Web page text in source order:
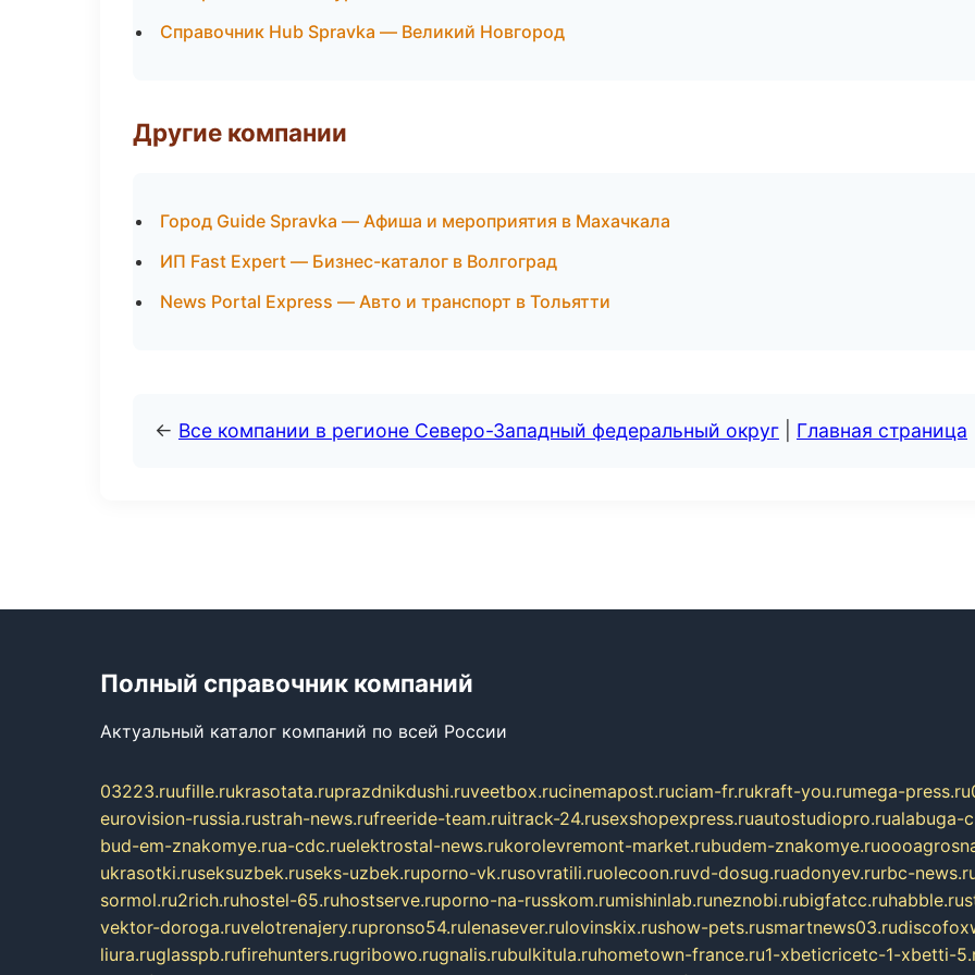
Справочник Hub Spravka — Великий Новгород
Другие компании
Город Guide Spravka — Афиша и мероприятия в Махачкала
ИП Fast Expert — Бизнес-каталог в Волгоград
News Portal Express — Авто и транспорт в Тольятти
← Все компании в регионе Северо-Западный федеральный округ Главная страница
Полный справочник компаний
Актуальный каталог компаний по всей России
03223.ruufille.rukrasotata.ruprazdnikdushi.ruveetbox.rucinemapost.ruciam-fr.rukraft-you.rumega-press.ru
eurovision-russia.rustrah-news.rufreeride-team.ruitrack-24.rusexshopexpress.ruautostudiopro.rualabuga-
bud-em-znakomye.rua-cdc.ruelektrostal-news.rukorolevremont-market.rubudem-znakomye.ru
ukrasotki.ruseksuzbek.ruseks-uzbek.ruporno-vk.rusovratili.ruolecoon.ruvd-dosug.ruadonyev.rurbc-
sormol.ru2rich.ruhostel-65.ruhostserve.ruporno-na-russkom.rumishinlab.runeznobi.rubigfatcc.ruhabble.ru
vektor-doroga.ruvelotrenajery.rupronso54.rulenasever.rulovinskix.rushow-pets.rusmartnews03.ru
liura.ruglasspb.rufirehunters.rugribowo.rugnalis.rubulkitula.ruhometown-france.ru1-xbeticricetc-1-xbetti-